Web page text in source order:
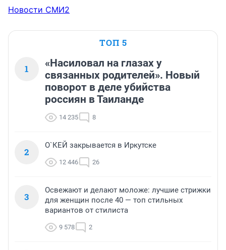
Новости СМИ2
ТОП 5
1
«Насиловал на глазах у
связанных родителей». Новый
поворот в деле убийства
россиян в Таиланде
14 235 8
2
О`КЕЙ закрывается в Иркутске
12 446 26
3
Освежают и делают моложе: лучшие стрижки
для женщин после 40 — топ стильных
вариантов от стилиста
9 578 2